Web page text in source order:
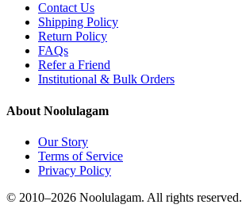
Contact Us
Shipping Policy
Return Policy
FAQs
Refer a Friend
Institutional & Bulk Orders
About Noolulagam
Our Story
Terms of Service
Privacy Policy
© 2010–2026 Noolulagam. All rights reserved.